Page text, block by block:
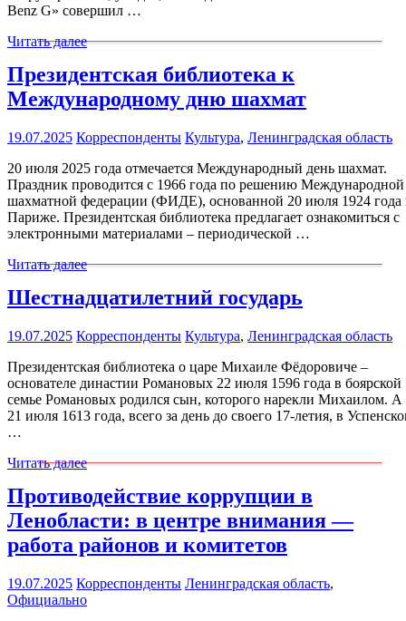
Benz G» совершил …
Читать далее
Президентская библиотека к
Международному дню шахмат
19.07.2025 Корреспонденты Культура, Ленинградская область
20 июля 2025 года отмечается Международный день шахмат.
Праздник проводится с 1966 года по решению Международной
шахматной федерации (ФИДЕ), основанной 20 июля 1924 года
Париже. Президентская библиотека предлагает ознакомиться с
электронными материалами ‒ периодической …
Читать далее
Шестнадцатилетний государь
19.07.2025 Корреспонденты Культура, Ленинградская область
Президентская библиотека о царе Михаиле Фёдоровиче –
основателе династии Романовых 22 июля 1596 года в боярской
семье Романовых родился сын, которого нарекли Михаилом. А
21 июля 1613 года, всего за день до своего 17-летия, в
…
Читать далее
Противодействие коррупции в
Ленобласти: в центре внимания —
работа районов и комитетов
19.07.2025 Корреспонденты Ленинградская область,
Официально